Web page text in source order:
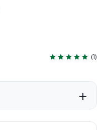
Įvertinimas 5.0
(1)